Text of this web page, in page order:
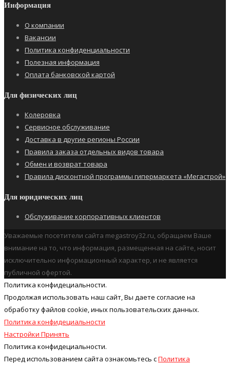
Информация
О компании
Вакансии
Политика конфиденциальности
Полезная информация
Оплата банковской картой
Для физических лиц
Колеровка
Сервисное обслуживание
Доставка в другие регионы России
Правила заказа отдельных видов товара
Обмен и возврат товара
Правила дисконтной программы гипермаркета «Мегастрой»
Для юридических лиц
Обслуживание корпоративных клиентов
Уважаемые посетители сайта megastroy32.ru, обращаем Ваше
внимание на то, что информация, размещенная на сайте, носит
исключительно информационный характер, и не является
публичной офертой.
Политика конфидециальности.
Продолжая использовать наш cайт, Вы даете согласие на
обработку файлов cookie, иных пользовательских данных.
Политика конфидециальности
Настройки Принять
Политика конфидециальности.
Перед использованием сайта ознакомьтесь сПолитика